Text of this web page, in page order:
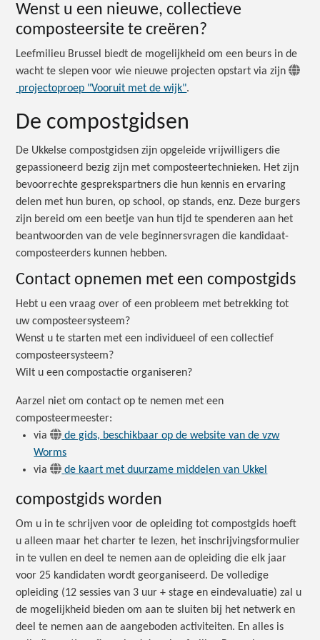
Wenst u een nieuwe, collectieve
composteersite te creëren?
Leefmilieu Brussel biedt de mogelijkheid om een beurs in de
wacht te slepen voor wie nieuwe projecten opstart via zijn
projectoproep "Vooruit met de wijk".
De compostgidsen
De Ukkelse compostgidsen zijn opgeleide vrijwilligers die
gepassioneerd bezig zijn met composteertechnieken. Het zijn
bevoorrechte gesprekspartners die hun kennis en ervaring
delen met hun buren, op school, op stands, enz. Deze burgers
zijn bereid om een beetje van hun tijd te spenderen aan het
beantwoorden van de vele beginnersvragen die kandidaat-
composteerders kunnen hebben.
Contact opnemen met een compostgids
Hebt u een vraag over of een probleem met betrekking tot
uw composteersysteem?
Wenst u te starten met een individueel of een collectief
composteersysteem?
Wilt u een compostactie organiseren?
Aarzel niet om contact op te nemen met een
composteermeester:
via
de gids, beschikbaar op de website van de vzw
Worms
via
de kaart met duurzame middelen van Ukkel
compostgids worden
Om u in te schrijven voor de opleiding tot compostgids hoeft
u alleen maar het charter te lezen, het inschrijvingsformulier
in te vullen en deel te nemen aan de opleiding die elk jaar
voor 25 kandidaten wordt georganiseerd. De volledige
opleiding (12 sessies van 3 uur + stage en eindevaluatie) zal u
de mogelijkheid bieden om aan te sluiten bij het netwerk en
deel te nemen aan de aangeboden activiteiten. En alles is